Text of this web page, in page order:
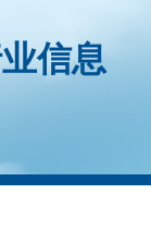
信息